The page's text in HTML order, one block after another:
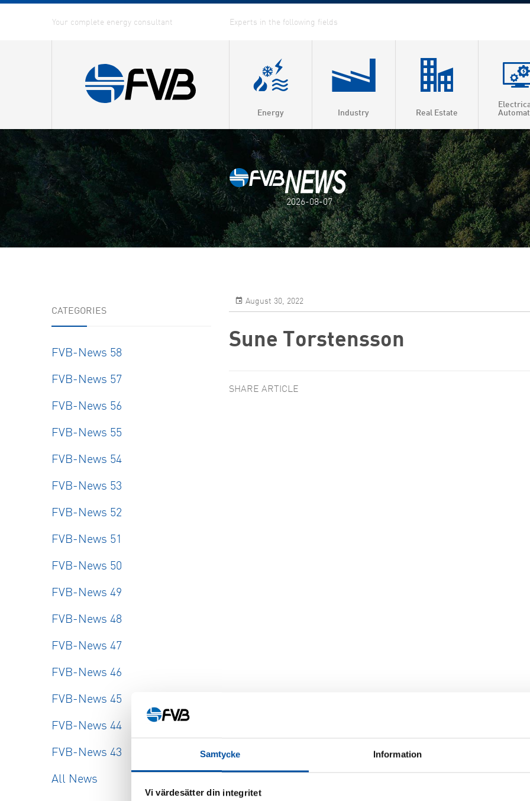
Samtycke Information
Vi värdesätter din integritet
Energy
Combined Heat & Power
District heating
District cooling
Energy efficiency
Industry Real Estate
2026-08-07
CATEGORIES
FVB-News 58
FVB-News 57
FVB-News 56
FVB-News 55
FVB-News 54
FVB-News 53
FVB-News 52
FVB-News 51
FVB-News 50
FVB-News 49
FVB-News 48
FVB-News 47
FVB-News 46
FVB-News 45
FVB-News 44
FVB-News 43
All News
August 30, 2022
Sune Torstensson
SHARE ARTICLE